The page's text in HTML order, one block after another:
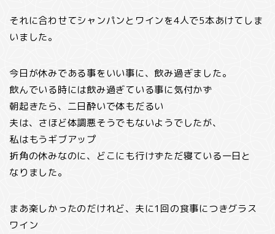
それに合わせてシャンパンとワインを4人で5本あけてしま
いました。
今日が休みである事をいい事に、飲み過ぎました。
飲んでいる時には飲み過ぎている事に気付かず
朝起きたら、二日酔いで体もだるい
夫は、さほど体調悪そうでもないようでしたが、
私はもうギブアップ
折角の休みなのに、どこにも行けずただ寝ている一日と
なりました。
まあ楽しかったのだけれど、夫に1回の食事につきグラス
ワイン